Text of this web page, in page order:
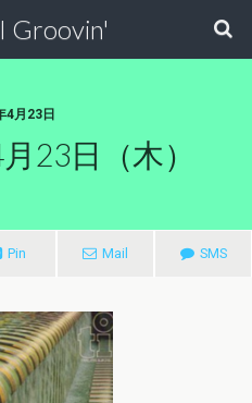
Groovin'
4月23日
23日（木）
Pin Mail SMS